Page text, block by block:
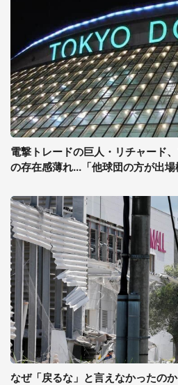
電撃トレードの巨人・リチャード
の存在感薄れ...「他球団の方が出
なぜ「戻るな」と言えなかったの